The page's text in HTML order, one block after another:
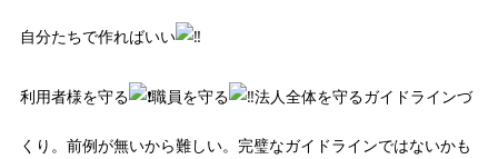
自分たちで作ればいい
利用者様を守る 職員を守る 法人全体を守るガイドラインづ
くり。前例が無いから難しい。完璧なガイドラインではないかも